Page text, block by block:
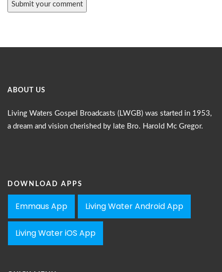
ABOUT US
Living Waters Gospel Broadcasts (LWGB) was started in 1953,
a dream and vision cherished by late Bro. Harold Mc Gregor.
DOWNLOAD APPS
Emmaus App Living Water Android App
Living Water iOS App